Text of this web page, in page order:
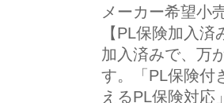
メーカー希望小
【PL保険加入
加入済みで、万
す。「PL保険付
えるPL保険対応